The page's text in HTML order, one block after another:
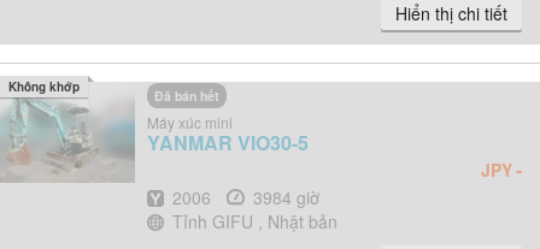
Hiển thị chi tiết
Đã bán hết
Máy xúc mini
YANMAR VIO30-5
JPY-
Năm
2006 Giờ
3984 giờ
Địa điểm
Tỉnh GIFU , Nhật bản
Không khớp